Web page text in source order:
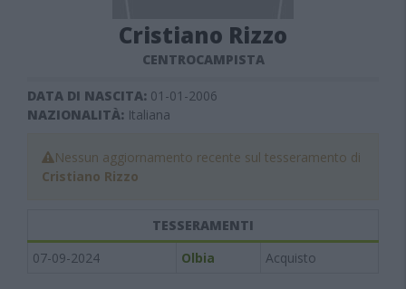
Cristiano Rizzo
CENTROCAMPISTA
DATA DI NASCITA: 01-01-2006
NAZIONALITÀ: Italiana
Nessun aggiornamento recente sul tesseramento di
Cristiano Rizzo
TESSERAMENTI
07-09-2024
Olbia Acquisto